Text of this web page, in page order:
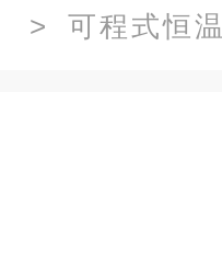
> 可程式恒